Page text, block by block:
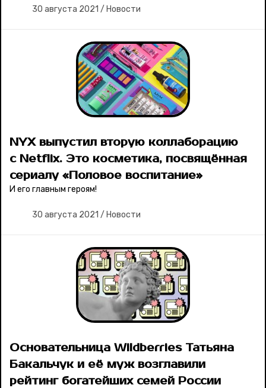
30 августа 2021 / Новости
NYX выпустил вторую коллаборацию
с Netflix. Это косметика, посвящённая
сериалу «Половое воспитание»
И его главным героям!
30 августа 2021 / Новости
Основательница Wildberries Татьяна
Бакальчук и её муж возглавили
рейтинг богатейших семей России